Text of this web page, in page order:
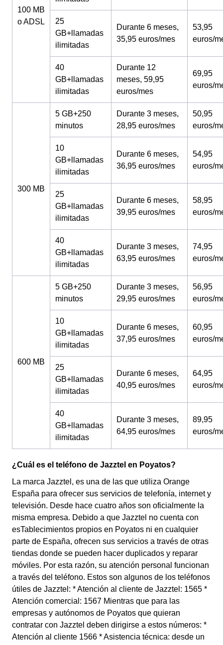
100 MB
o ADSL
25
GB+llamadas
ilimitadas
Durante 6 meses,
35,95 euros/mes
53,95
euros/
40
GB+llamadas
ilimitadas
Durante 12
meses, 59,95
euros/mes
69,95
euros/
300 MB
5 GB+250
minutos
Durante 3 meses,
28,95 euros/mes
50,95
euros/
10
GB+llamadas
ilimitadas
Durante 6 meses,
36,95 euros/mes
54,95
euros/
25
GB+llamadas
ilimitadas
Durante 6 meses,
39,95 euros/mes
58,95
euros/
40
GB+llamadas
ilimitadas
Durante 3 meses,
63,95 euros/mes
74,95
euros/
600 MB
5 GB+250
minutos
Durante 3 meses,
29,95 euros/mes
56,95
euros/
10
GB+llamadas
ilimitadas
Durante 6 meses,
37,95 euros/mes
60,95
euros/
25
GB+llamadas
ilimitadas
Durante 6 meses,
40,95 euros/mes
64,95
euros/
40
GB+llamadas
ilimitadas
Durante 3 meses,
64,95 euros/mes
89,95
euros/
¿Cuál es el teléfono de Jazztel en Poyatos?
La marca Jazztel, es una de las que utiliza Orange
España para ofrecer sus servicios de telefonía, internet y
televisión. Desde hace cuatro años son oficialmente la
misma empresa. Debido a que Jazztel no cuenta con
esTablecimientos propios en Poyatos ni en cualquier
parte de España, ofrecen sus servicios a través de otras
tiendas donde se pueden hacer duplicados y reparar
móviles. Por esta razón, su atención personal funcionan
a través del teléfono. Estos son algunos de los teléfonos
útiles de Jazztel: * Atención al cliente de Jazztel: 1565 *
Atención comercial: 1567 Mientras que para las
empresas y autónomos de Poyatos que quieran
contratar con Jazztel deben dirigirse a estos números: *
Atención al cliente 1566 * Asistencia técnica: desde un